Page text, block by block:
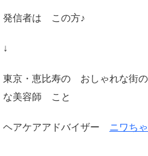
発信者は この方♪
↓
東京・恵比寿の おしゃれな街
な美容師 こと
ヘアケアアドバイザー ニワち